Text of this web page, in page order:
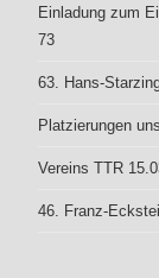
Einladung zum
73
63. Hans-
Platzierungen
Vereins TTR
46. Franz-